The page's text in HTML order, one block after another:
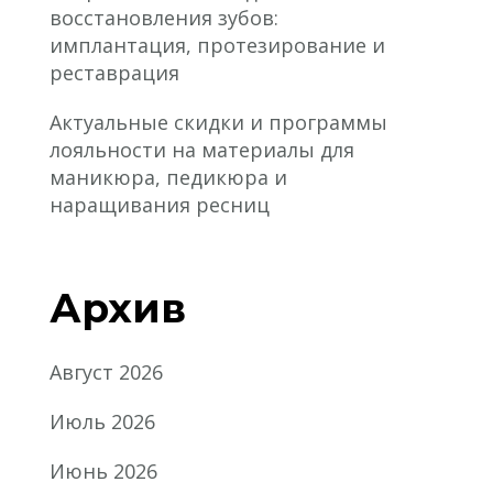
восстановления зубов:
имплантация, протезирование и
реставрация
Актуальные скидки и программы
лояльности на материалы для
маникюра, педикюра и
наращивания ресниц
Архив
Август 2026
Июль 2026
Июнь 2026